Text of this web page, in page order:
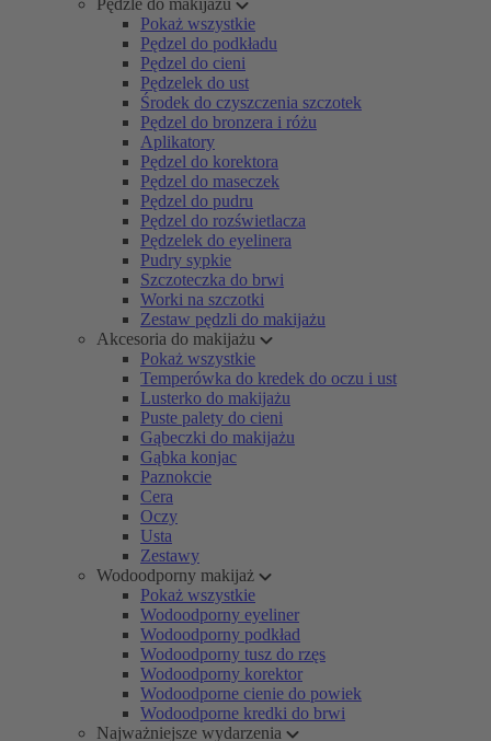
Pędzle do makijażu
Pokaż wszystkie
Pędzel do podkładu
Pędzel do cieni
Pędzelek do ust
Środek do czyszczenia szczotek
Pędzel do bronzera i różu
Aplikatory
Pędzel do korektora
Pędzel do maseczek
Pędzel do pudru
Pędzel do rozświetlacza
Pędzelek do eyelinera
Pudry sypkie
Szczoteczka do brwi
Worki na szczotki
Zestaw pędzli do makijażu
Akcesoria do makijażu
Pokaż wszystkie
Temperówka do kredek do oczu i ust
Lusterko do makijażu
Puste palety do cieni
Gąbeczki do makijażu
Gąbka konjac
Paznokcie
Cera
Oczy
Usta
Zestawy
Wodoodporny makijaż
Pokaż wszystkie
Wodoodporny eyeliner
Wodoodporny podkład
Wodoodporny tusz do rzęs
Wodoodporny korektor
Wodoodporne cienie do powiek
Wodoodporne kredki do brwi
Najważniejsze wydarzenia